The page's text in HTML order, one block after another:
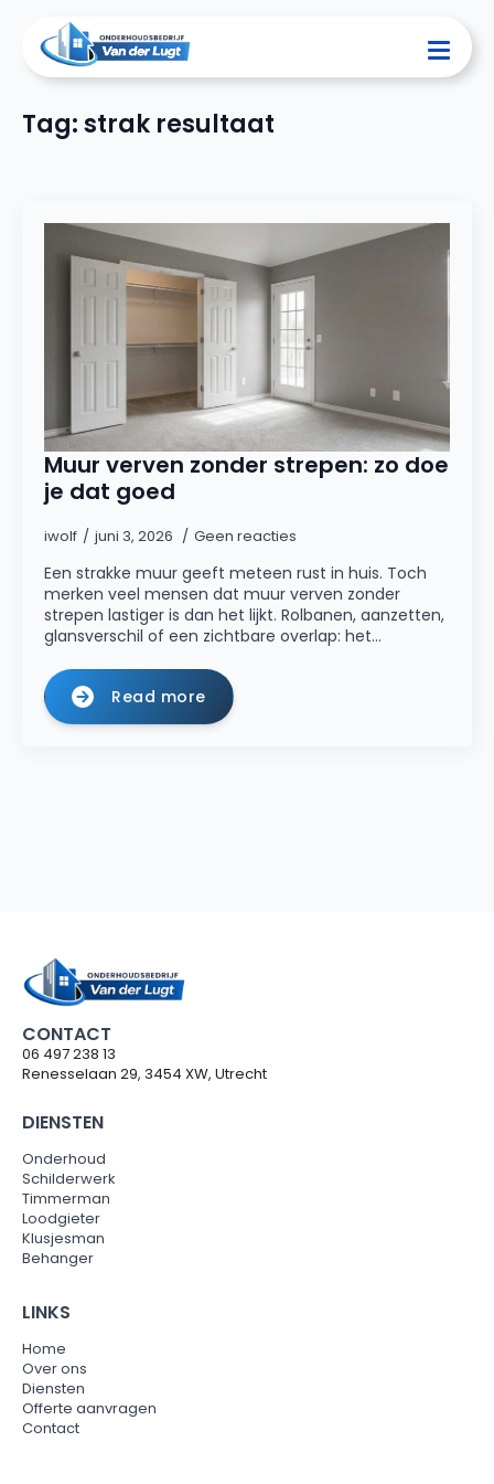
Tag:strak resultaat
Muur verven zonder strepen: zo doe
je dat goed
iwolf juni 3, 2026 Geen reacties
Een strakke muur geeft meteen rust in huis. Toch
merken veel mensen dat muur verven zonder
strepen lastiger is dan het lijkt. Rolbanen, aanzetten,
glansverschil of een zichtbare overlap: het…
Read more
CONTACT
06 497 238 13
Renesselaan 29, 3454 XW, Utrecht
DIENSTEN
Onderhoud
Schilderwerk
Timmerman
Loodgieter
Klusjesman
Behanger
LINKS
Home
Over ons
Diensten
Offerte aanvragen
Contact